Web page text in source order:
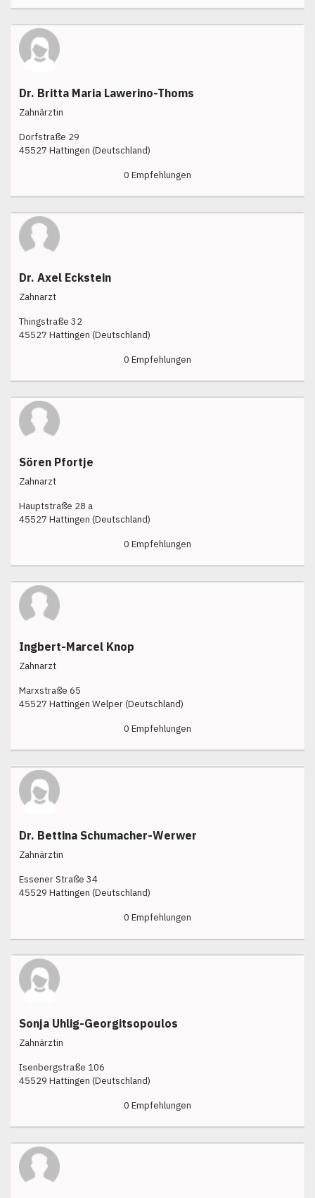
Dr. Britta Maria Lawerino-Thoms
Zahnärztin
Dorfstraße 29
45527 Hattingen (Deutschland)
0 Empfehlungen
Dr. Axel Eckstein
Zahnarzt
Thingstraße 32
45527 Hattingen (Deutschland)
0 Empfehlungen
Sören Pfortje
Zahnarzt
Hauptstraße 28 a
45527 Hattingen (Deutschland)
0 Empfehlungen
Ingbert-Marcel Knop
Zahnarzt
Marxstraße 65
45527 Hattingen Welper (Deutschland)
0 Empfehlungen
Dr. Bettina Schumacher-Werwer
Zahnärztin
Essener Straße 34
45529 Hattingen (Deutschland)
0 Empfehlungen
Sonja Uhlig-Georgitsopoulos
Zahnärztin
Isenbergstraße 106
45529 Hattingen (Deutschland)
0 Empfehlungen